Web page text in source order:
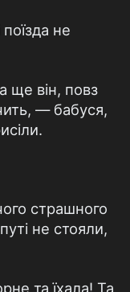
не
ще він, повз
— бабуся,
страшного
не стояли,
та їхала! Та